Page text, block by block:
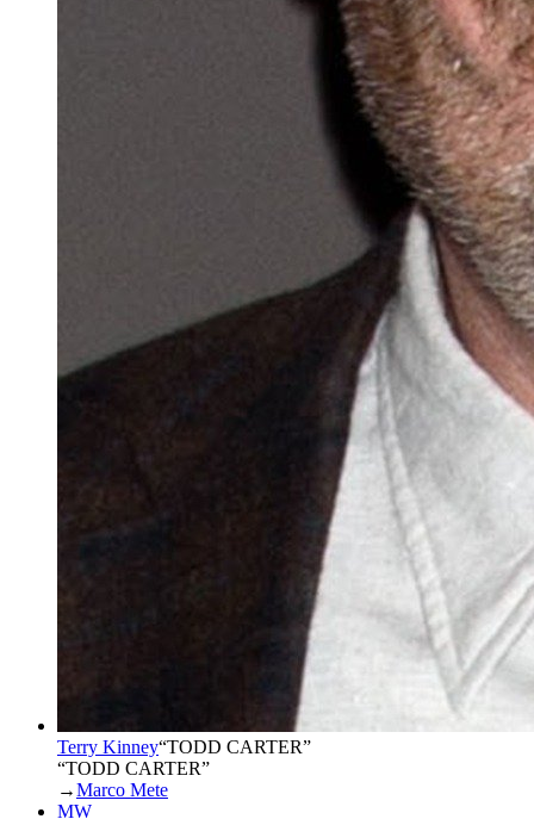
Terry Kinney“TODD CARTER”
“TODD CARTER”
→Marco Mete
MW